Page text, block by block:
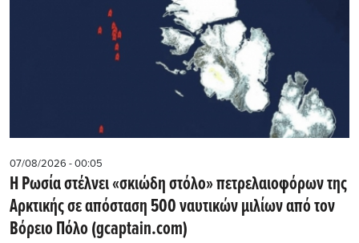
07/08/2026 - 00:05
Η Ρωσία στέλνει «σκιώδη στόλο» πετρελαιοφόρων της
Αρκτικής σε απόσταση 500 ναυτικών μιλίων από τον
Βόρειο Πόλο (gcaptain.com)